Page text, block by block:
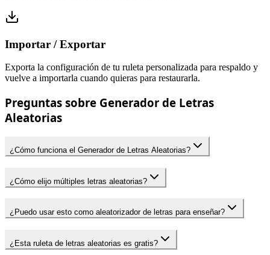
Importar / Exportar
Exporta la configuración de tu ruleta personalizada para respaldo y
vuelve a importarla cuando quieras para restaurarla.
Preguntas sobre Generador de Letras
Aleatorias
¿Cómo funciona el Generador de Letras Aleatorias?
¿Cómo elijo múltiples letras aleatorias?
¿Puedo usar esto como aleatorizador de letras para enseñar?
¿Esta ruleta de letras aleatorias es gratis?